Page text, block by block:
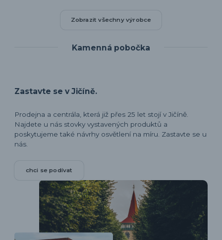
Zobrazit všechny výrobce
Kamenná pobočka
Zastavte se v Jičíně.
Prodejna a centrála, která již přes 25 let stojí v Jičíně.
Najdete u nás stovky vystavených produktů a
poskytujeme také návrhy osvětlení na míru. Zastavte se u
nás.
chci se podívat